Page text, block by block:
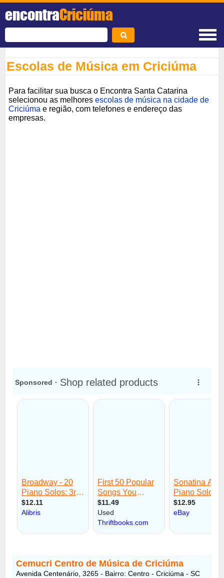
encontraCriciúma
Escolas de Música em Criciúma
Para facilitar sua busca o Encontra Santa Catarina
selecionou as melhoresescolas de música na cidade de
Criciúma e região, com telefones e endereço das
empresas.
Cemucri Centro de Música de Criciúma
Avenida Centenário, 3265 - Bairro: Centro - Criciúma - SC